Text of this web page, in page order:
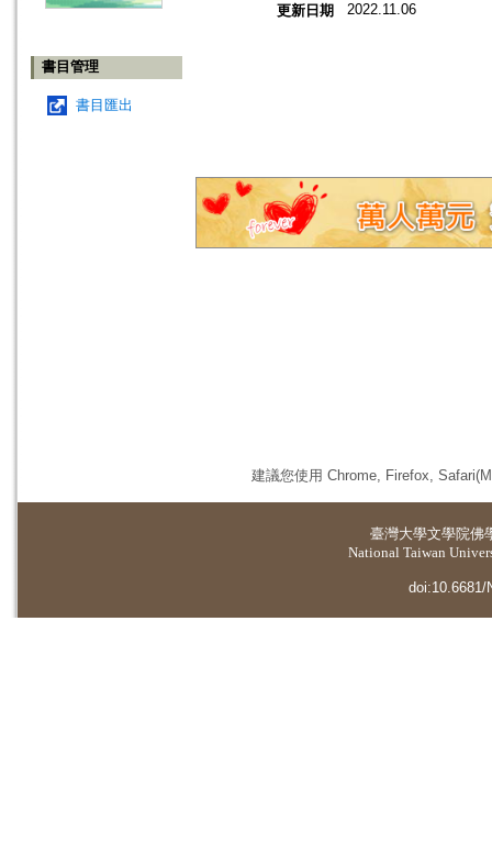
書目管理
書目匯出
更新日期 2022.11.06
建議您使用 Chrome, Firefox,
臺灣大學文學院佛
National Taiwan
doi:10.6681/